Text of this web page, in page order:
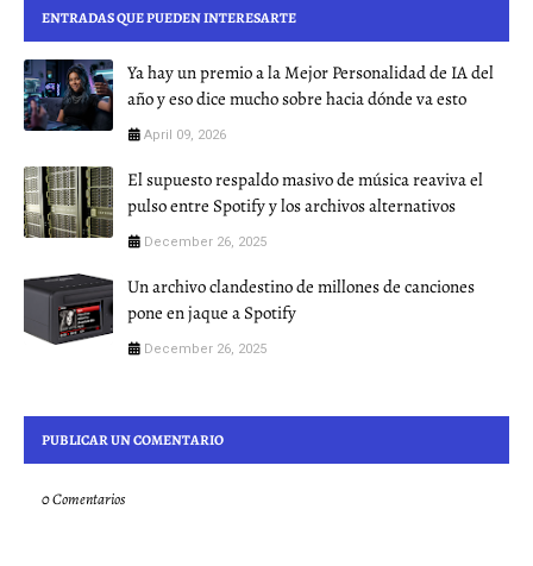
ENTRADAS QUE PUEDEN INTERESARTE
Ya hay un premio a la Mejor Personalidad de IA del
año y eso dice mucho sobre hacia dónde va esto
April 09, 2026
El supuesto respaldo masivo de música reaviva el
pulso entre Spotify y los archivos alternativos
December 26, 2025
Un archivo clandestino de millones de canciones
pone en jaque a Spotify
December 26, 2025
PUBLICAR UN COMENTARIO
0 Comentarios